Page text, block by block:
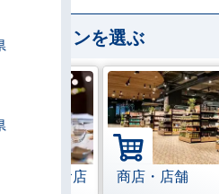
エアコンを選ぶ
ン・飲食店 商店・店舗